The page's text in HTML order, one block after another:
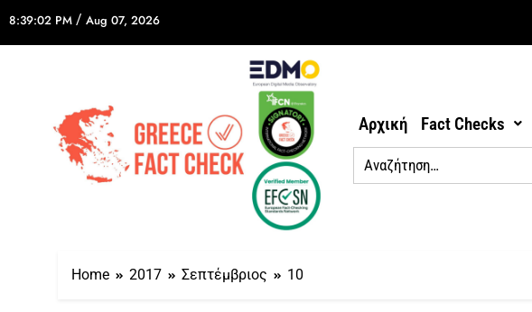
8:39:02 PM / Aug 07, 2026
Αρχική Fact Checks
Home 2017 Σεπτέμβριος 10